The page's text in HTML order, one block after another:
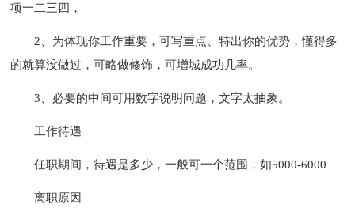
项一二三四，
2、为体现你工作重要，可写重点、特出你的优势，懂得多
的就算没做过，可略做修饰，可增城成功几率。
3、必要的中间可用数字说明问题，文字太抽象。
工作待遇
任职期间，待遇是多少，一般可一个范围，如5000-6000
离职原因